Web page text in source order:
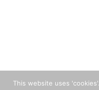
This website uses